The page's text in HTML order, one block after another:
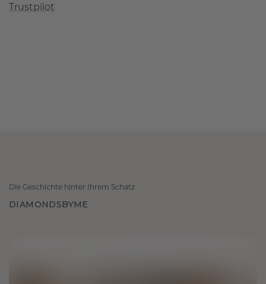
Trustpilot
Die Geschichte hinter Ihrem Schatz
DIAMONDSBYME